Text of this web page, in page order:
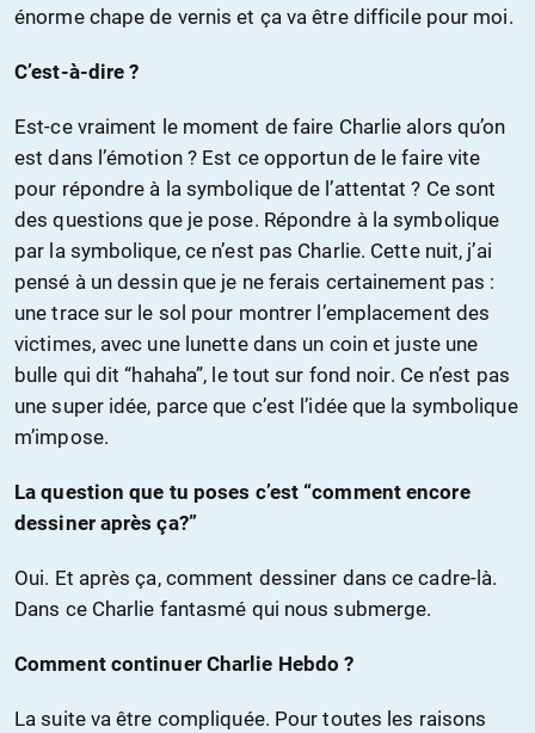
énorme chape de vernis et ça va être difficile pour moi.
C’est-à-dire ?
Est-ce vraiment le moment de faire Charlie alors qu’on
est dans l’émotion ? Est ce opportun de le faire vite
pour répondre à la symbolique de l’attentat ? Ce sont
des questions que je pose. Répondre à la symbolique
par la symbolique, ce n’est pas Charlie. Cette nuit, j’ai
pensé à un dessin que je ne ferais certainement pas :
une trace sur le sol pour montrer l’emplacement des
victimes, avec une lunette dans un coin et juste une
bulle qui dit “hahaha”, le tout sur fond noir. Ce n’est pas
une super idée, parce que c’est l’idée que la symbolique
m’impose.
La question que tu poses c’est “comment encore
dessiner après ça?”
Oui. Et après ça, comment dessiner dans ce cadre-là.
Dans ce Charlie fantasmé qui nous submerge.
Comment continuer Charlie Hebdo ?
La suite va être compliquée. Pour toutes les raisons